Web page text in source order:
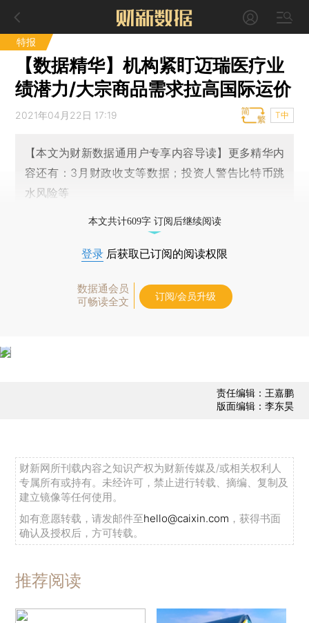
特报
【数据精华】机构紧盯迈瑞医疗业
绩潜力/大宗商品需求拉高国际运价
2021年04月22日 17:19 T中
【本文为财新数据通用户专享内容导读】更多精华内
容还有：3月财政收支等数据；投资人警告比特币跳
水风险等
本文共计609字 订阅后继续阅读
登录 后获取已订阅的阅读权限
数据通会员
可畅读全文
订阅/会员升级
责任编辑：王嘉鹏
版面编辑：李东昊
财新网所刊载内容之知识产权为财新传媒及/或相关权利人
专属所有或持有。未经许可，禁止进行转载、摘编、复制及
建立镜像等任何使用。
如有意愿转载，请发邮件至hello@caixin.com ，获得书面
确认及授权后，方可转载。
推荐阅读